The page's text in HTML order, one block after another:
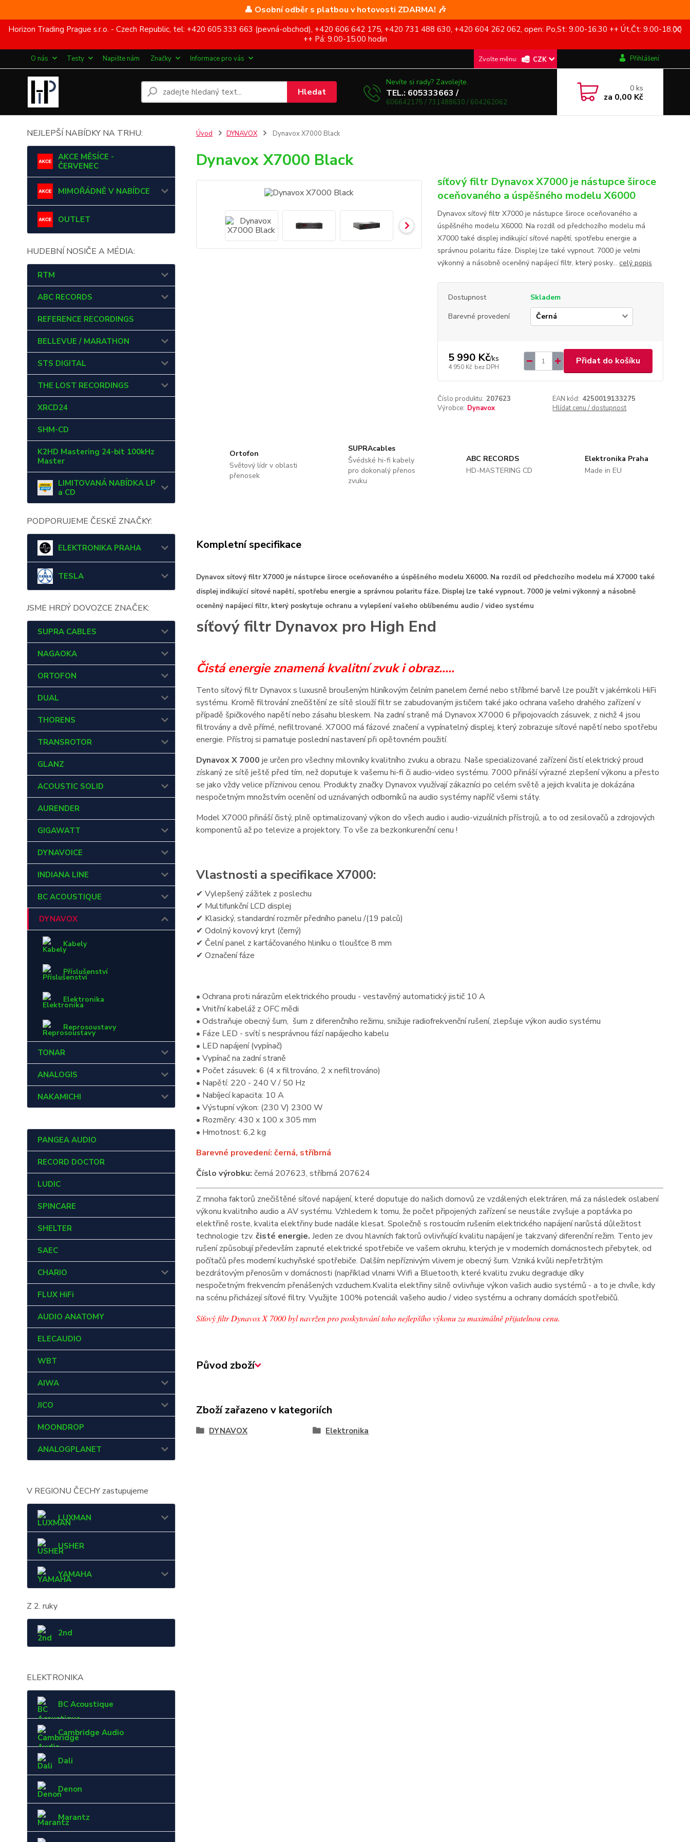
👤 Osobní odběr s platbou v hotovosti ZDARMA! 🎶
Horizon Trading Prague s.r.o. - Czech Republic, tel: +420 605 333 663 (pevná-obchod), +420 606 642 175, +420 731 488 630, +420 604 262 062, open: Po,St: 9.00-16.30 ++ Út,Čt: 9.00-18.00
++ Pá: 9.00-15.00 hodin
O nás Testy Napište nám Značky Informace pro vás CZK Přihlášení
Hledat
Nevíte si rady? Zavolejte.
TEL.: 605333663 /
606642175 / 731488630 / 604262062
0ks
za 0,00 Kč
NEJLEPŠÍ NABÍDKY NA TRHU:
AKCE MĚSÍCE -
ČERVENEC
MIMOŘÁDNĚ V NABÍDCE
OUTLET
HUDEBNÍ NOSIČE A MÉDIA:
RTM
ABC RECORDS
REFERENCE RECORDINGS
BELLEVUE / MARATHON
STS DIGITAL
THE LOST RECORDINGS
XRCD24
SHM-CD
K2HD Mastering 24-bit 100kHz
Master
LIMITOVANÁ NABÍDKA LP
a CD
PODPORUJEME ČESKÉ ZNAČKY:
ELEKTRONIKA PRAHA
TESLA
JSME HRDÝ DOVOZCE ZNAČEK:
SUPRA CABLES
NAGAOKA
ORTOFON
DUAL
THORENS
TRANSROTOR
GLANZ
ACOUSTIC SOLID
AURENDER
GIGAWATT
DYNAVOICE
INDIANA LINE
BC ACOUSTIQUE
DYNAVOX
Kabely
Příslušenství
Elektronika
Reprosoustavy
TONAR
ANALOGIS
NAKAMICHI
PANGEA AUDIO
RECORD DOCTOR
LUDIC
SPINCARE
SHELTER
SAEC
CHARIO
FLUX HiFi
AUDIO ANATOMY
ELECAUDIO
WBT
AIWA
JICO
MOONDROP
ANALOGPLANET
V REGIONU ČECHY zastupujeme
LUXMAN
USHER
YAMAHA
Z 2. ruky
2nd
ELEKTRONIKA
BC Acoustique
Cambridge Audio
Dali
Denon
Marantz
Úvod DYNAVOX Dynavox X7000 Black
Dynavox X7000 Black
síťový filtr Dynavox X7000 je nástupce široce
oceňovaného a úspěšného modelu X6000
Dynavox síťový filtr X7000 je nástupce široce oceňovaného a
úspěšného modelu X6000. Na rozdíl od předchozího modelu má
X7000 také displej indikující síťové napětí, spotřebu energie a
správnou polaritu fáze. Displej lze také vypnout. 7000 je velmi
výkonný a násobně oceněný napájecí filtr, který posky... celý popis
Dostupnost
Skladem
Barevné provedení
5 990 Kč/ks
4 950 Kč bez DPH
Přidat do košíku
Číslo produktu: 207623 EAN kód: 4250019133275
Výrobce: Dynavox Hlídat cenu / dostupnost
Ortofon
Světový lídr v oblasti
přenosek
SUPRAcables
Švédské hi-fi kabely
pro dokonalý přenos
zvuku
ABC RECORDS
HD-MASTERING CD
Elektronika Praha
Made in EU
Kompletní specifikace
Dynavox síťový filtr X7000 je nástupce široce oceňovaného a úspěšného modelu X6000. Na rozdíl od předchozího modelu má X7000 také
displej indikující síťové napětí, spotřebu energie a správnou polaritu fáze. Displej lze také vypnout. 7000 je velmi výkonný a násobně
oceněný napájecí filtr, který poskytuje ochranu a vylepšení vašeho oblíbenému audio / video systému
síťový filtr Dynavox pro High End
Čistá energie znamená kvalitní zvuk i obraz.....
Tento síťový filtr Dynavox s luxusně broušeným hliníkovým čelním panelem černé nebo stříbrné barvě lze použít v jakémkoli HiFi
systému. Kromě filtrování znečištění ze sítě slouží filtr se zabudovaným jističem také jako ochrana vašeho drahého zařízení v
případě špičkového napětí nebo zásahu bleskem. Na zadní straně má Dynavox X7000 6 připojovacích zásuvek, z nichž 4 jsou
filtrovány a dvě přímé, nefiltrované. X7000 má fázové značení a vypínatelný displej, který zobrazuje síťové napětí nebo spotřebu
energie. Přístroj si pamatuje poslední nastavení při opětovném použití.
Dynavox X 7000 je určen pro všechny milovníky kvalitního zvuku a obrazu. Naše specializované zařízení čistí elektrický proud
získaný ze sítě ještě před tím, než doputuje k vašemu hi-fi či audio-video systému. 7000 přináší výrazné zlepšení výkonu a přesto
se jako vždy velice příznivou cenou. Produkty značky Dynavox využívají zákazníci po celém světě a jejich kvalita je dokázána
nespočetným množstvím ocenění od uznávaných odborníků na audio systémy napříč všemi státy.
Model X7000 přináší čistý, plně optimalizovaný výkon do všech audio i audio-vizuálních přístrojů, a to od zesilovačů a zdrojových
komponentů až po televize a projektory. To vše za bezkonkurenční cenu !
Vlastnosti a specifikace X7000:
✔ Vylepšený zážitek z poslechu
✔ Multifunkční LCD displej
✔ Klasický, standardní rozměr předního panelu /(19 palců)
✔ Odolný kovový kryt (černý)
✔ Čelní panel z kartáčovaného hliníku o tloušťce 8 mm
✔ Označení fáze
• Ochrana proti nárazům elektrického proudu - vestavěný automatický jistič 10 A
• Vnitřní kabeláž z OFC mědi
• Odstraňuje obecný šum, šum z diferenčního režimu, snižuje radiofrekvenční rušení, zlepšuje výkon audio systému
• Fáze LED - svítí s nesprávnou fází napájecího kabelu
• LED napájení (vypínač)
• Vypínač na zadní straně
• Počet zásuvek: 6 (4 x filtrováno, 2 x nefiltrováno)
• Napětí: 220 - 240 V / 50 Hz
• Nabíjecí kapacita: 10 A
• Výstupní výkon: (230 V) 2300 W
• Rozměry: 430 x 100 x 305 mm
• Hmotnost: 6,2 kg
Barevné provedení: černá, stříbrná
Číslo výrobku: černá 207623, stříbrná 207624
Z mnoha faktorů znečištěné síťové napájení, které doputuje do našich domovů ze vzdálených elektráren, má za následek oslabení
výkonu kvalitního audio a AV systému. Vzhledem k tomu, že počet připojených zařízení se neustále zvyšuje a poptávka po
elektřině roste, kvalita elektřiny bude nadále klesat. Společně s rostoucím rušením elektrického napájení narůstá důležitost
technologie tzv. čisté energie. Jeden ze dvou hlavních faktorů ovlivňující kvalitu napájení je takzvanýdiferenční režim. Tento jev
rušení způsobují především zapnuté elektrické spotřebiče ve vašem okruhu, kterých je v moderních domácnostech přebytek, od
počítačů přes moderní kuchyňské spotřebiče. Dalším nepříznivým vlivem je obecný šum. Vzniká kvůli nepřetržitým
bezdrátovým přenosům v domácnosti (například vlnami Wifi a Bluetooth, které kvalitu zvuku degraduje díky
nespočetným frekvencím přenášených vzduchem.Kvalita elektřiny silně ovlivňuje výkon vašich audio systémů - a to je chvíle, kdy
na scénu přicházejí síťové filtry. Využijte 100% potenciál vašeho audio / video systému a ochrany domácích spotřebičů.
Síťový filtr Dynavox X 7000 byl navržen pro poskytování toho nejlepšího výkonu za maximálně přijatelnou cenu.
Původ zboží
Zboží zařazeno v kategoriích
DYNAVOX Elektronika